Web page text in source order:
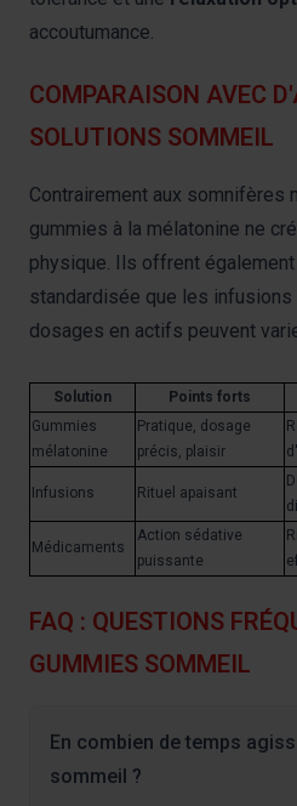
Les cookies nous permettent
et les annonces, afin de
analyse du trafic. Nous
informations sur votre
partenaires de médias
qui peuvent combiner celles-
autres que vous leur avez
collectées lors de votre
accoutumance.
COMPARAISON AVEC
SOLUTIONS SOMMEIL
Contrairement aux somnifères
gummies à la mélatonine ne
physique. Ils offrent
standardisée que les
dosages en actifs peuvent
Solution Points forts
Gummies
mélatonine
Pratique, dosage
précis, plaisir
Infusions Rituel apaisant
Médicaments
Action sédative
puissante
FAQ : QUESTIONS
GUMMIES SOMMEIL
En combien de temps
sommeil ?